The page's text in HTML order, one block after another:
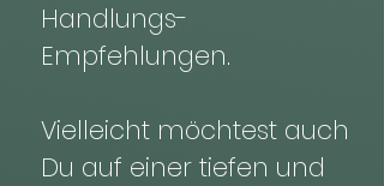
Handlungs-
Empfehlungen.
Vielleicht möchtest auch
Du auf einer tiefen und